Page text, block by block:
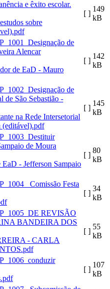
sobre
[ ]
149
kB
de EaD - Mauro
[ ]
142
kB
na Rede Intersetorial
(editável).pdf
[ ]
145
kB
- Jefferson Sampaio
[ ]
80
kB
[ ]
34
kB
- CARLA
[ ]
55
kB
[ ]
107
kB